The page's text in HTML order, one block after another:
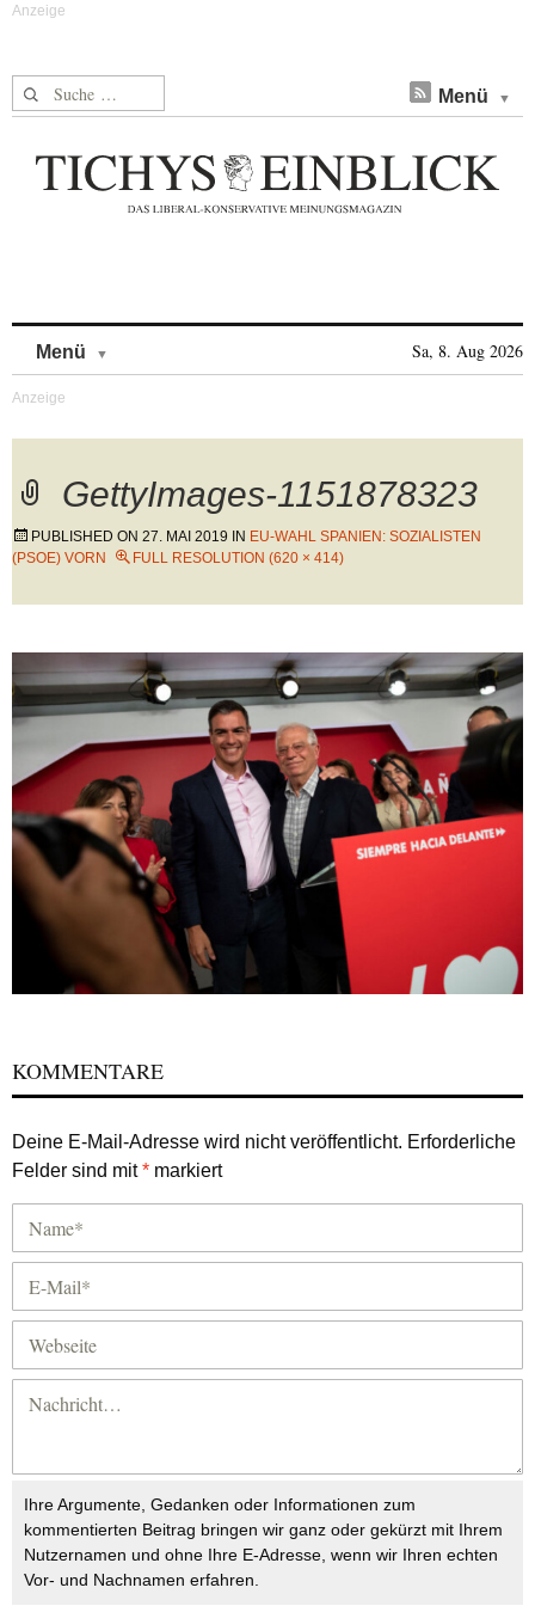
Suche nach: Menü
Menü Sa, 8. Aug 2026
GettyImages-1151878323
PUBLISHED ON 27. MAI 2019 IN EU-WAHL SPANIEN: SOZIALISTEN
(PSOE) VORN
FULL RESOLUTION (620 × 414)
KOMMENTARE
Deine E-Mail-Adresse wird nicht veröffentlicht. Erforderliche
Felder sind mit* markiert
Ihre Argumente, Gedanken oder Informationen zum
kommentierten Beitrag bringen wir ganz oder gekürzt mit Ihrem
Nutzernamen und ohne Ihre E-Adresse, wenn wir Ihren echten
Vor- und Nachnamen erfahren.